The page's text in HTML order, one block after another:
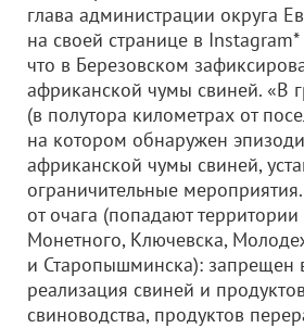
глава администрации округа
на своей странице в
что в Березовском
африканской чумы свиней. «В
(в полутора километрах от
на котором обнаружен
африканской чумы свиней,
ограничительные
от очага (попадают
Монетного, Ключевска,
и Старопышминска): запрещен
реализация свиней и
свиноводства, продуктов